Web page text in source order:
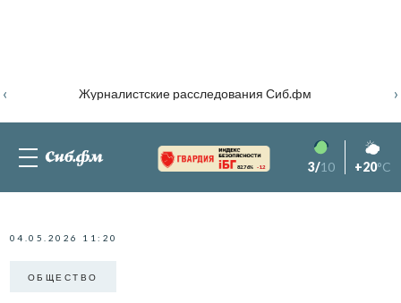
Журналистские расследования Сиб.фм
‹ ›
82.76% -1.2 3/10 +20°C
04.05.2026 11:20
ОБЩЕСТВО